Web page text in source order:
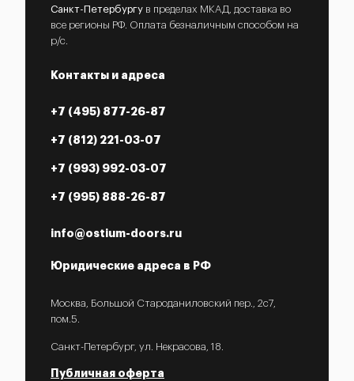
Санкт-Петербургу в пределах МКАД, доставка во
все регионы РФ. Оплата безналичным способом на
р/с.
Контакты и адреса
+7 (495) 877-26-87
+7 (812) 221-03-07
+7 (993) 992-03-07
+7 (995) 888-26-87
info@ostium-doors.ru
Юридические адреса в РФ
Москва, Большой Староданиловский пер., 2с7,
пом.5.
Санкт-Петербург, ул. Некрасова, 18.
Публичная оферта